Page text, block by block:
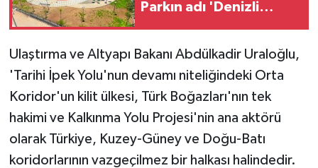
Parkın adı 'Denizli
Ulaştırma ve Altyapı Bakanı Abdülkadir Uraloğlu,
'Tarihi İpek Yolu'nun devamı niteliğindeki Orta
Koridor'un kilit ülkesi, Türk Boğazları'nın tek
hakimi ve Kalkınma Yolu Projesi'nin ana aktörü
olarak Türkiye, Kuzey-Güney ve Doğu-Batı
koridorlarının vazgeçilmez bir halkası halindedir.